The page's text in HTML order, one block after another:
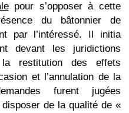
pour s’opposer à cette
du bâtonnier de
par l’intéressé. Il initia
devant les juridictions
la restitution des effets
et l’annulation de la
furent jugées
de la qualité de «